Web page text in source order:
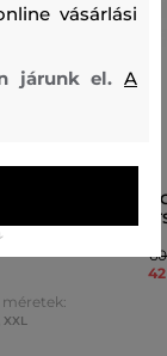
CROWNE-R1
XXL
vásárlási
járunk el.A